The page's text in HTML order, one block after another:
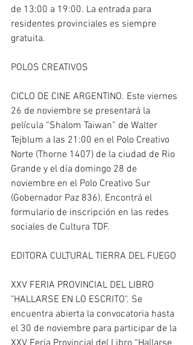
de 13:00 a 19:00. La entrada para
residentes provinciales es siempre
gratuita.
POLOS CREATIVOS
CICLO DE CINE ARGENTINO. Este viernes
26 de noviembre se presentará la
película “Shalom Taiwan” de Walter
Tejblum a las 21:00 en el Polo Creativo
Norte (Thorne 1407) de la ciudad de Rio
Grande y el día domingo 28 de
noviembre en el Polo Creativo Sur
(Gobernador Paz 836). Encontrá el
formulario de inscripción en las redes
sociales de Cultura TDF.
EDITORA CULTURAL TIERRA DEL FUEGO
XXV FERIA PROVINCIAL DEL LIBRO
"HALLARSE EN LO ESCRITO". Se
encuentra abierta la convocatoria hasta
el 30 de noviembre para participar de la